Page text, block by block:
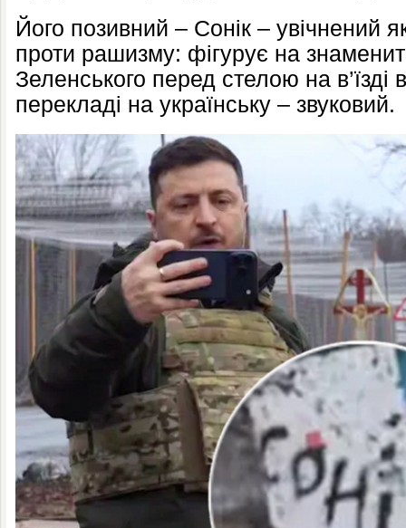
Його позивний – Сонік – увічнений
проти рашизму: фігурує на
Зеленського перед стелою на в’їзді
перекладі на українську – звуковий.